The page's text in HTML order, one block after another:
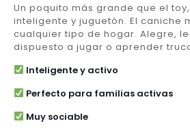
Un poquito más grande que el
inteligente y juguetón. El caniche
cualquier tipo de hogar. Alegre,
dispuesto a jugar o aprender
Inteligente y activo
Perfecto para familias activas
Muy sociable